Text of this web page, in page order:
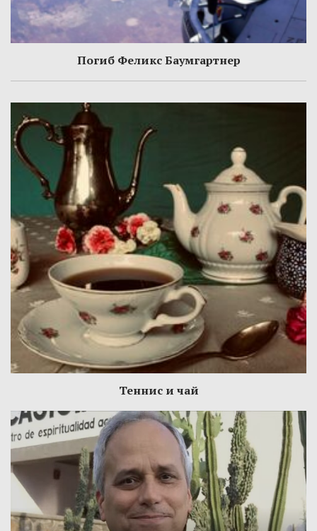
Погиб Феликс Баумгартнер
Теннис и чай